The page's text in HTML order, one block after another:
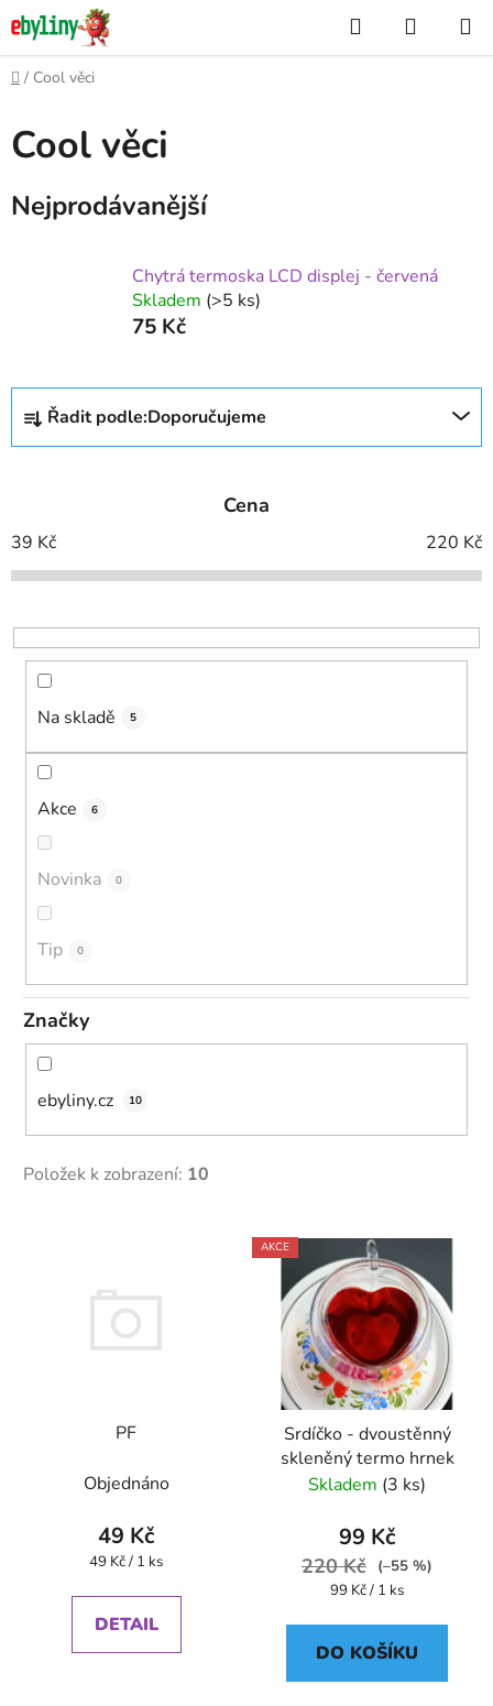
Přejít
na
obsah
Hledat
KOŠÍK
Domů
/ Cool věci
Cool věci
Nejprodávanější
Chytrá termoska LCD displej - červená
Skladem (>5 ks)
75 Kč
Ř
z
í
p
o
d
Řadit podle:Doporučujeme
Cena
39 Kč 220 Kč
Na skladě 5
Akce 6
Novinka 0
Tip 0
Značky
ebyliny.cz 10
Položek k zobrazení: 10
PF
Objednáno
49 Kč
Měrná
49 Kč / 1 ks
DETAIL
AKCE
Srdíčko - dvoustěnný
skleněný termo hrnek
Skladem (3 ks)
99 Kč
220 Kč
(–55 %)
Měrná
99 Kč / 1 ks
DO KOŠÍKU